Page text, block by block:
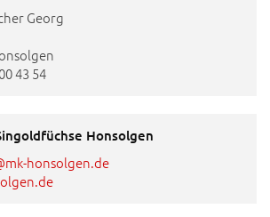
Georg
43 54
Honsolgen
honsolgen.de